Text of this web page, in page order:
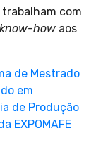
com
know-how aos